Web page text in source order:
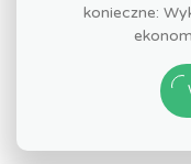
konieczne: